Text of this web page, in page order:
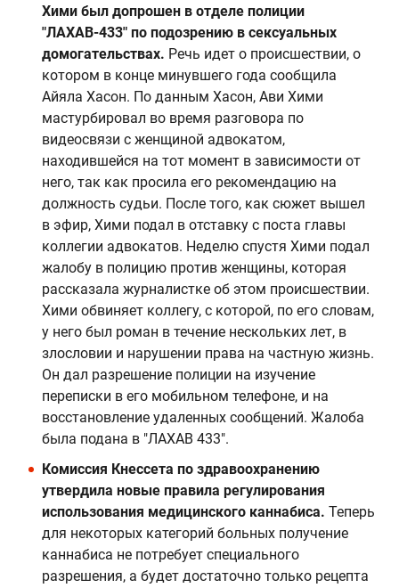
Хими был допрошен в отделе полиции
"ЛАХАВ-433" по подозрению в сексуальных
домогательствах. Речь идет о происшествии, о
котором в конце минувшего года сообщила
Айяла Хасон. По данным Хасон, Ави Хими
мастурбировал во время разговора по
видеосвязи с женщиной адвокатом,
находившейся на тот момент в зависимости от
него, так как просила его рекомендацию на
должность судьи. После того, как сюжет вышел
в эфир, Хими подал в отставку с поста главы
коллегии адвокатов. Неделю спустя Хими подал
жалобу в полицию против женщины, которая
рассказала журналистке об этом происшествии.
Хими обвиняет коллегу, с которой, по его словам,
у него был роман в течение нескольких лет, в
злословии и нарушении права на частную жизнь.
Он дал разрешение полиции на изучение
переписки в его мобильном телефоне, и на
восстановление удаленных сообщений. Жалоба
была подана в "ЛАХАВ 433".
Комиссия Кнессета по здравоохранению
утвердила новые правила регулирования
использования медицинского каннабиса. Теперь
для некоторых категорий больных получение
каннабиса не потребует специального
разрешения, а будет достаточно только рецепта